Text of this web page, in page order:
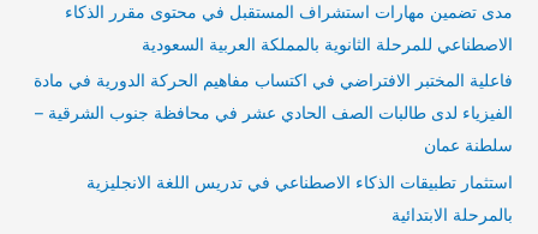
مدى تضمين مهارات استشراف المستقبل في محتوى مقرر الذكاء
الاصطناعي للمرحلة الثانوية بالمملكة العربية السعودية
فاعلية المختبر الافتراضي في اكتساب مفاهيم الحركة الدورية في مادة
الفيزياء لدى طالبات الصف الحادي عشر في محافظة جنوب الشرقية –
سلطنة عمان
استثمار تطبيقات الذكاء الاصطناعي في تدريس اللغة الانجليزية
بالمرحلة الابتدائية